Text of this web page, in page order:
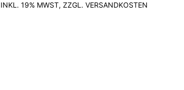
INKL. 19% MWST, ZZGL. VERSANDKOSTEN